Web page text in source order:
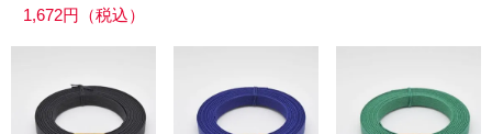
1,672円（税込）